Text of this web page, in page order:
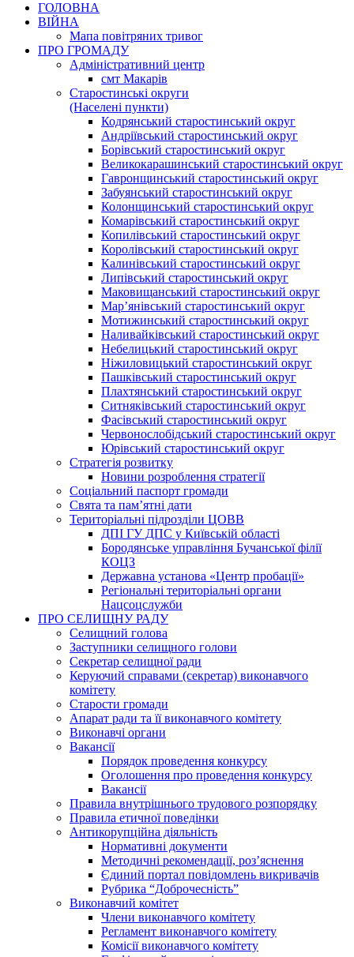
ГОЛОВНА
ВІЙНА
Мапа повітряних тривог
ПРО ГРОМАДУ
Aдміністративний центр
смт Макарів
Старостинські округи
(Населені пункти)
Кодрянський старостинський округ
Андріївський старостинський округ
Борівський старостинський округ
Великокарашинський старостинський округ
Гавронщинський старостинський округ
Забуянський старостинський округ
Колонщинський старостинський округ
Комарівський старостинський округ
Копилівський старостинський округ
Королівський старостинський округ
Калинівський старостинський округ
Липівський старостинський округ
Маковищанський старостинський округ
Мар’янівський старостинський округ
Мотижинський старостинський округ
Наливайківський старостинський округ
Небелицький старостинський округ
Ніжиловицький старостинський округ
Пашківський старостинський округ
Плахтянський старостинський округ
Ситняківський старостинський округ
Фасівський старостинський округ
Червонослобідський старостинський округ
Юрівський старостинський округ
Стратегія розвитку
Новини розроблення стратегії
Соціальний паспорт громади
Свята та пам’ятні дати
Територіальні підрозділи ЦОВВ
ДПІ ГУ ДПС у Київській області
Бородянське управління Бучанської філії
КОЦЗ
Державна установа «Центр пробації»
Регіональні територіальні органи
Нацсоцслужби
ПРО СЕЛИЩНУ РАДУ
Селищний голова
Заступники селищного голови
Секретар селищної ради
Керуючий справами (секретар) виконавчого
комітету
Старости громади
Апарат ради та її виконавчого комітету
Виконавчі органи
Вакансії
Порядок проведення конкурсу
Оголошення про проведення конкурсу
Вакансії
Правила внутрішнього трудового розпорядку
Правила етичної поведінки
Антикорупційна діяльність
Нормативні документи
Методичні рекомендації, роз’яснення
Єдиний портал повідомлень викривачів
Рубрика “Доброчесність”
Виконавчий комітет
Члени виконавчого комітету
Регламент виконавчого комітету
Комісії виконавчого комітету